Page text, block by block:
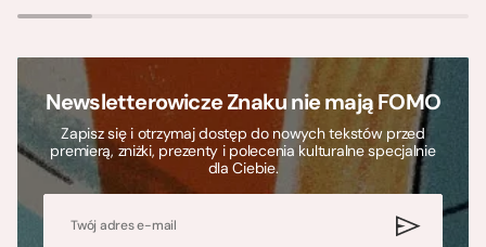
Newsletterowicze Znaku nie mają FOMO
Zapisz się i otrzymaj dostęp do nowych tekstów przed
premierą, zniżki, prezenty i polecenia kulturalne specjalnie
dla Ciebie.